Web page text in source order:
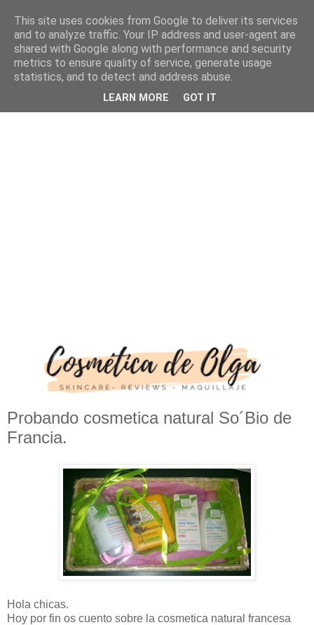
Probando cosmetica natural So´Bio de
Francia.
Hola chicas.
Hoy por fin os cuento sobre la cosmetica natural francesa
This site uses cookies from Google to deliver its services
and to analyze traffic. Your IP address and user-agent are
shared with Google along with performance and security
metrics to ensure quality of service, generate usage
statistics, and to detect and address abuse.
LEARN MORE GOT IT